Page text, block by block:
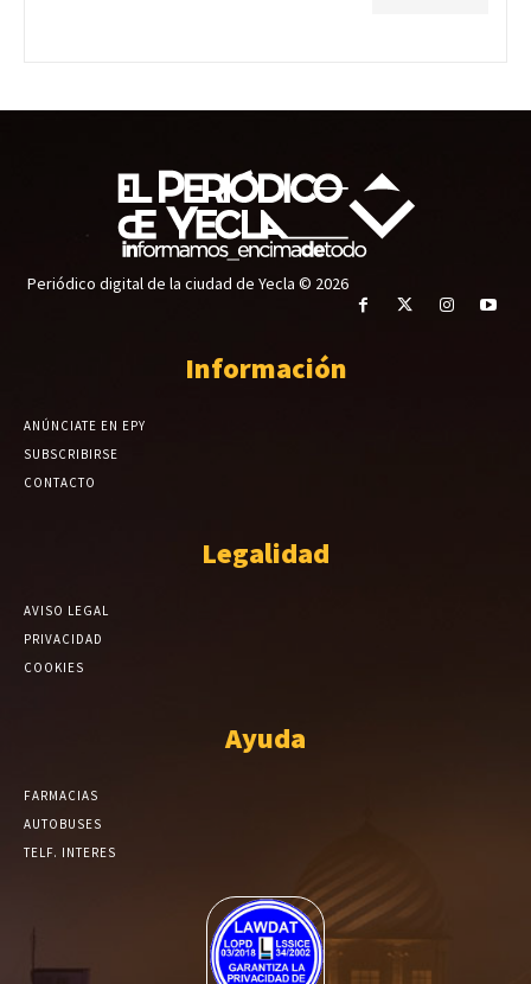
Periódico digital de la ciudad de Yecla © 2026
Información
ANÚNCIATE EN EPY
SUBSCRIBIRSE
CONTACTO
Legalidad
AVISO LEGAL
PRIVACIDAD
COOKIES
Ayuda
FARMACIAS
AUTOBUSES
TELF. INTERES